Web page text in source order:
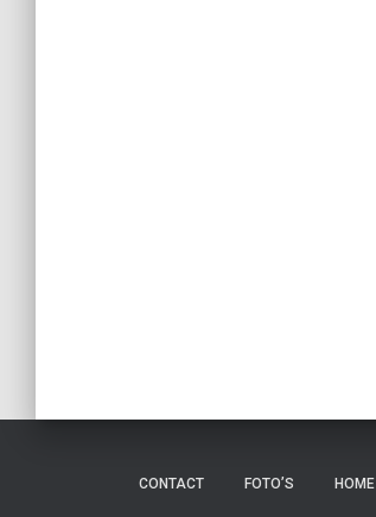
CONTACT FOTO’S HOME